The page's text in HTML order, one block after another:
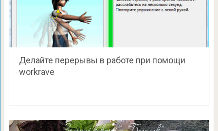
Делайте перерывы в работе при помощи
workrave